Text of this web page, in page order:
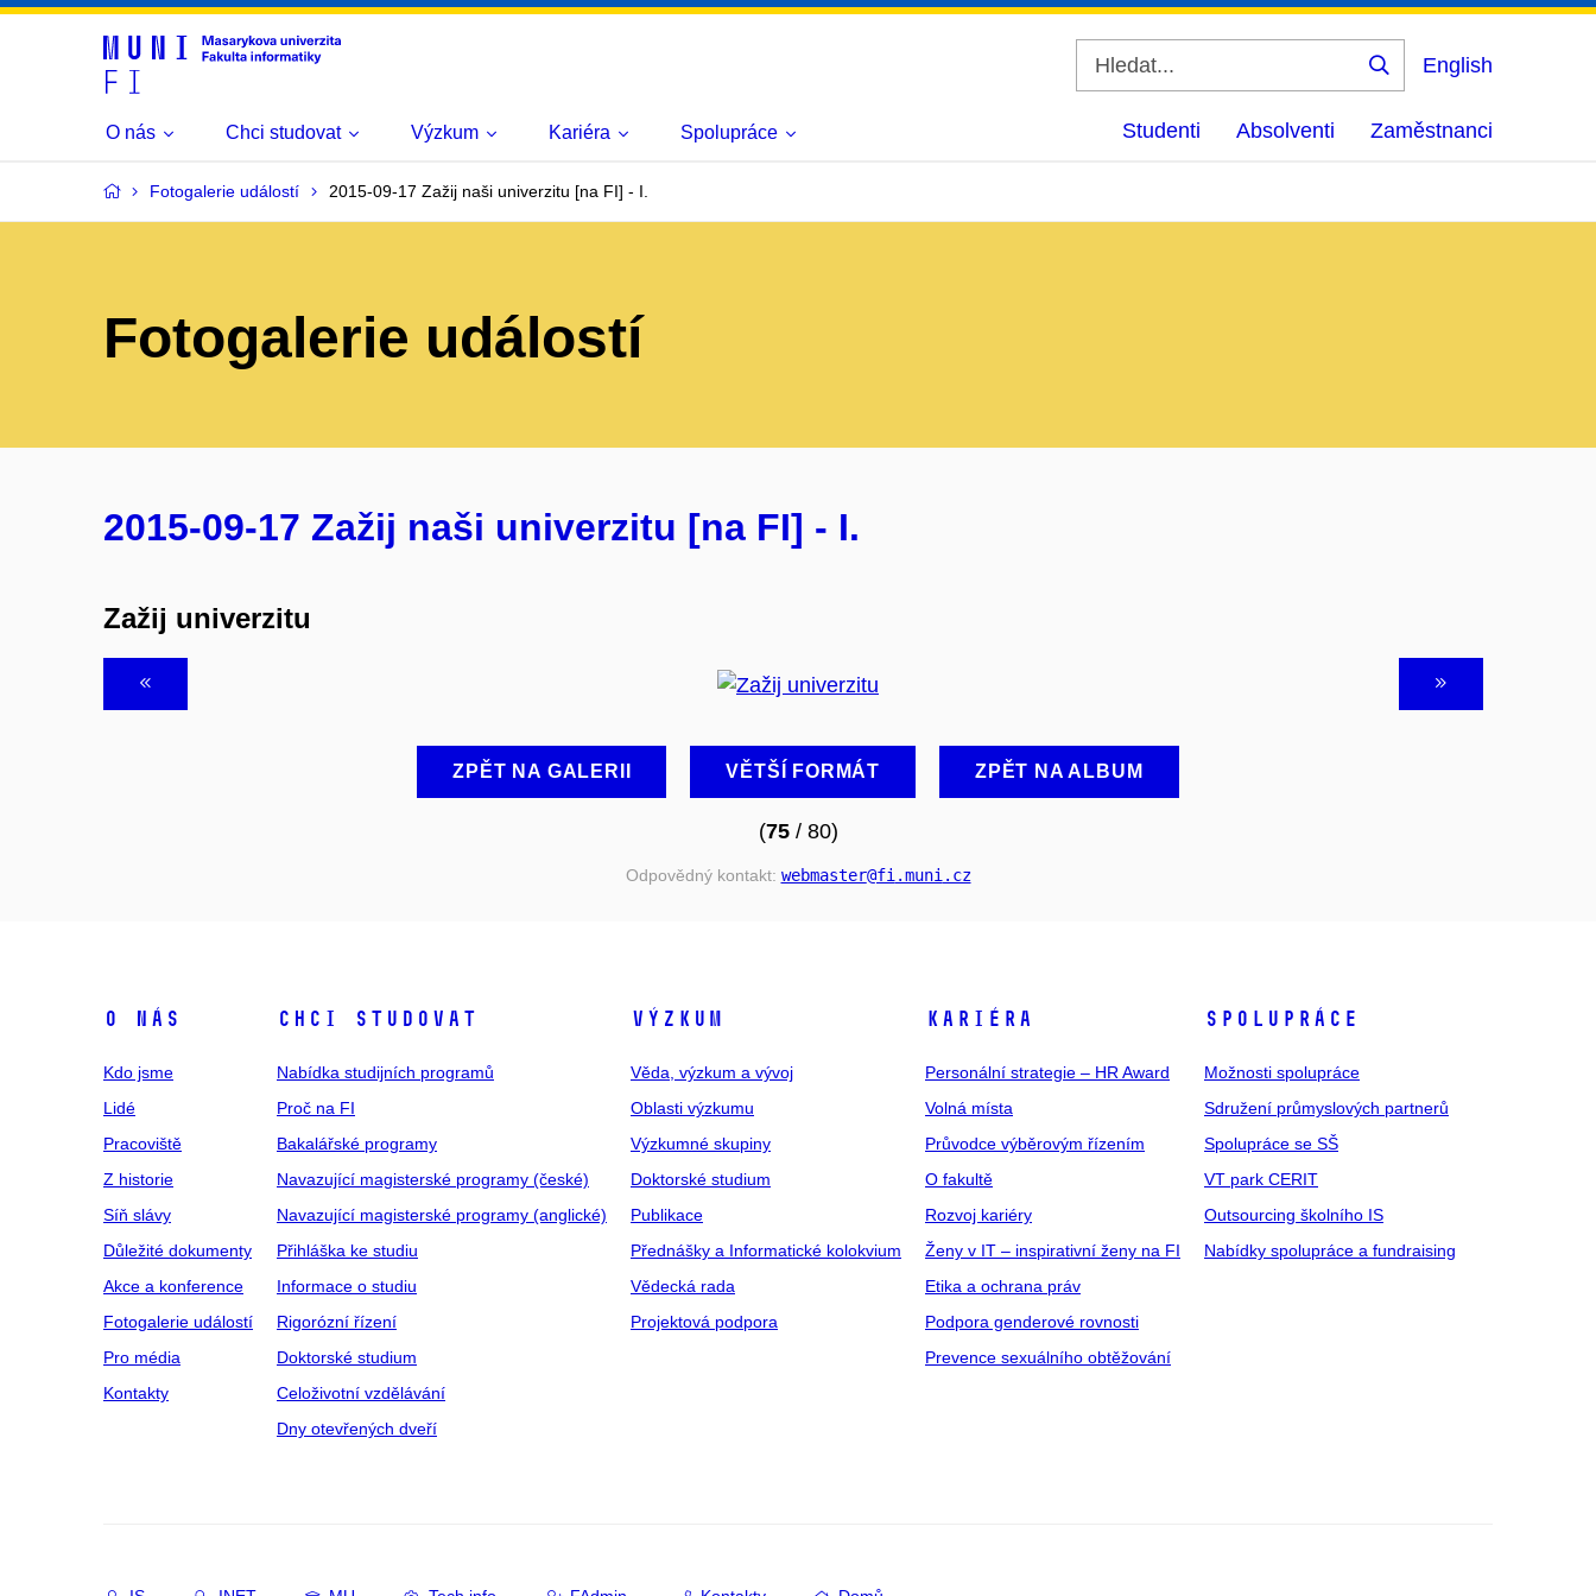
Vyhledat
English
O nás Chci studovat Výzkum Kariéra Spolupráce Studenti Absolventi Zaměstnanci
Fotogalerie událostí 2015-09-17 Zažij naši univerzitu [na FI] - I.
Fotogalerie událostí
2015-09-17 Zažij naši univerzitu [na FI] - I.
Zažij univerzitu
ZPĚT NA GALERII VĚTŠÍ FORMÁT ZPĚT NA ALBUM
(75/ 80)
Odpovědný kontakt: webmaster@fi .muni .cz
O NÁS
Kdo jsme
Lidé
Pracoviště
Z historie
Síň slávy
Důležité dokumenty
Akce a konference
Fotogalerie událostí
Pro média
Kontakty
CHCI STUDOVAT
Nabídka studijních programů
Proč na FI
Bakalářské programy
Navazující magisterské programy (české)
Navazující magisterské programy (anglické)
Přihláška ke studiu
Informace o studiu
Rigorózní řízení
Doktorské studium
Celoživotní vzdělávání
Dny otevřených dveří
VÝZKUM
Věda, výzkum a vývoj
Oblasti výzkumu
Výzkumné skupiny
Doktorské studium
Publikace
Přednášky a Informatické kolokvium
Vědecká rada
Projektová podpora
KARIÉRA
Personální strategie – HR Award
Volná místa
Průvodce výběrovým řízením
O fakultě
Rozvoj kariéry
Ženy v IT – inspirativní ženy na FI
Etika a ochrana práv
Podpora genderové rovnosti
Prevence sexuálního obtěžování
SPOLUPRÁCE
Možnosti spolupráce
Sdružení průmyslových partnerů
Spolupráce se SŠ
VT park CERIT
Outsourcing školního IS
Nabídky spolupráce a fundraising